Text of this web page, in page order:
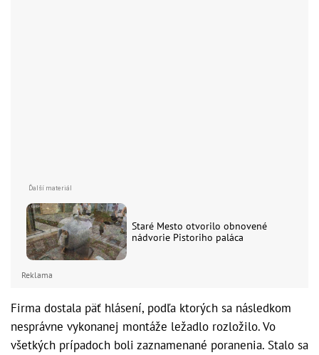
Staré Mesto otvorilo obnovené
nádvorie Pistoriho paláca
Reklama
Firma dostala päť hlásení, podľa ktorých sa následkom
nesprávne vykonanej montáže ležadlo rozložilo. Vo
všetkých prípadoch boli zaznamenané poranenia. Stalo sa